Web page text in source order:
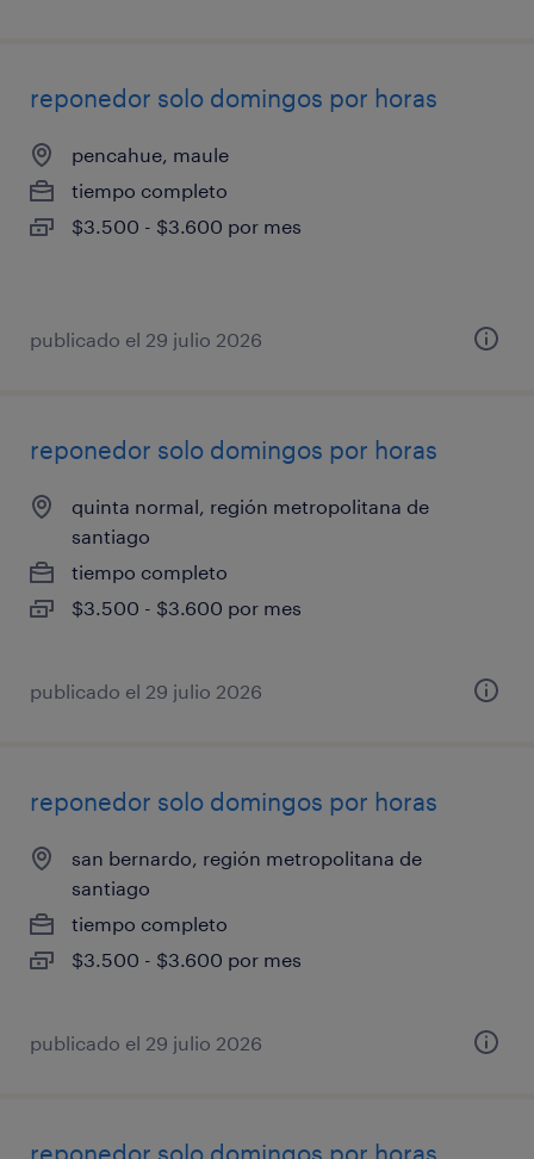
reponedor solo domingos por horas
pencahue, maule
tiempo completo
$3.500 - $3.600 por mes
publicado el 29 julio 2026
reponedor solo domingos por horas
quinta normal, región metropolitana de
santiago
tiempo completo
$3.500 - $3.600 por mes
publicado el 29 julio 2026
reponedor solo domingos por horas
san bernardo, región metropolitana de
santiago
tiempo completo
$3.500 - $3.600 por mes
publicado el 29 julio 2026
reponedor solo domingos por horas